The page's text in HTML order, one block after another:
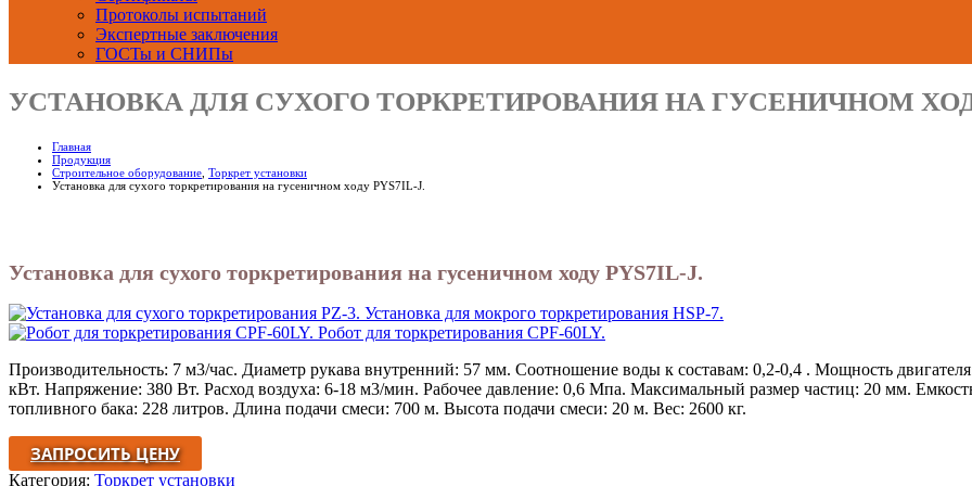
Протоколы испытаний
Экспертные заключения
ГОСТы и СНИПы
УСТАНОВКА ДЛЯ СУХОГО ТОРКРЕТИРОВАНИЯ НА ГУСЕНИЧНОМ
Главная
Продукция
Строительное оборудование Торкрет установки
Установка для сухого торкретирования на гусеничном ходу PYS7IL-J.
Установка для сухого торкретирования на гусеничном ходу PYS7IL-J.
Установка для мокрого торкретирования HSP-7.
Робот для торкретирования CPF-60LY.
Производительность: 7 м3/час. Диаметр рукава внутренний: 57 мм. Соотношение воды к составам: 0,2-0,4 . Мощность
кВт. Напряжение: 380 Вт. Расход воздуха: 6-18 м3/мин. Рабочее давление: 0,6 Мпа. Максимальный размер частиц: 20 мм.
топливного бака: 228 литров. Длина подачи смеси: 700 м. Высота подачи смеси: 20 м. Вес: 2600 кг.
ЗАПРОСИТЬ ЦЕНУ
Категория: Торкрет установки